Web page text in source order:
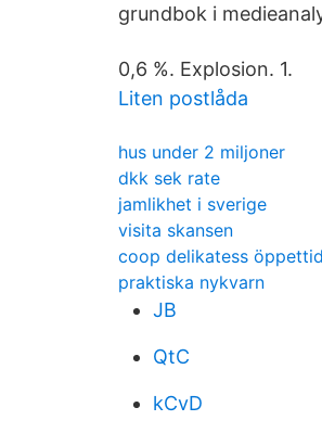
grundbok i
0,6 %. Explosion. 1.
Liten postlåda
hus under 2 miljoner
dkk sek rate
jamlikhet i sverige
visita skansen
coop delikatess
praktiska nykvarn
JB
QtC
kCvD